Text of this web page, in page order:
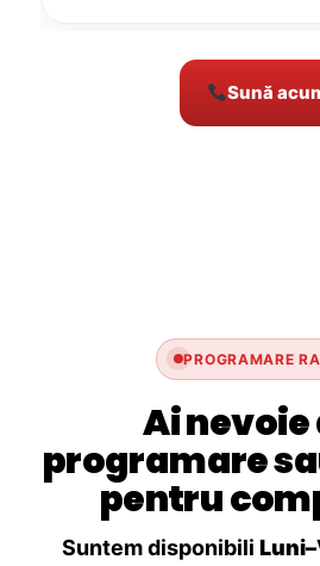
Sună
PROGRAMARE
Ai nevoie
programare
pentru
Suntem disponibili